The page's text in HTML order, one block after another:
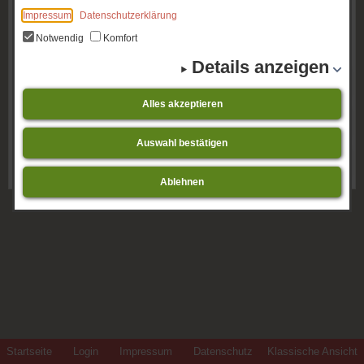
Impressum
Datenschutzerklärung
Notwendig
Komfort
Details anzeigen
Alles akzeptieren
Auswahl bestätigen
Ablehnen
Notwendig
Auswahl bestätigen
Ablehnen
Startseite Login Impressum Datenschutz Klassische Ansicht